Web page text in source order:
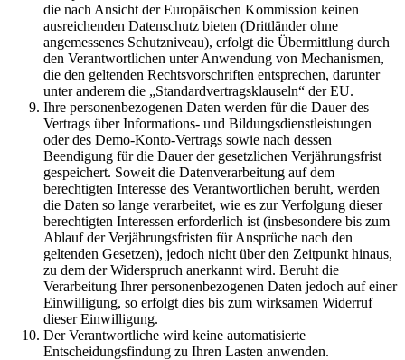
die nach Ansicht der Europäischen Kommission keinen
ausreichenden Datenschutz bieten (Drittländer ohne
angemessenes Schutzniveau), erfolgt die Übermittlung durch
den Verantwortlichen unter Anwendung von Mechanismen,
die den geltenden Rechtsvorschriften entsprechen, darunter
unter anderem die „Standardvertragsklauseln“ der EU.
Ihre personenbezogenen Daten werden für die Dauer des
Vertrags über Informations- und Bildungsdienstleistungen
oder des Demo-Konto-Vertrags sowie nach dessen
Beendigung für die Dauer der gesetzlichen Verjährungsfrist
gespeichert. Soweit die Datenverarbeitung auf dem
berechtigten Interesse des Verantwortlichen beruht, werden
die Daten so lange verarbeitet, wie es zur Verfolgung dieser
berechtigten Interessen erforderlich ist (insbesondere bis zum
Ablauf der Verjährungsfristen für Ansprüche nach den
geltenden Gesetzen), jedoch nicht über den Zeitpunkt hinaus,
zu dem der Widerspruch anerkannt wird. Beruht die
Verarbeitung Ihrer personenbezogenen Daten jedoch auf einer
Einwilligung, so erfolgt dies bis zum wirksamen Widerruf
dieser Einwilligung.
Der Verantwortliche wird keine automatisierte
Entscheidungsfindung zu Ihren Lasten anwenden.